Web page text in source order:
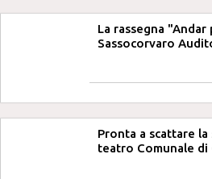
La rassegna
Sassocorvaro
Pronta a scattare
teatro Comunale di